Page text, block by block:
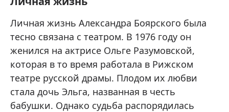
Личная жизнь Александра Боярского была
тесно связана с театром. В 1976 году он
женился на актрисе Ольге Разумовской,
которая в то время работала в Рижском
театре русской драмы. Плодом их любви
стала дочь Эльга, названная в честь
бабушки. Однако судьба распорядилась